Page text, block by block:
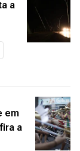
a
em
a